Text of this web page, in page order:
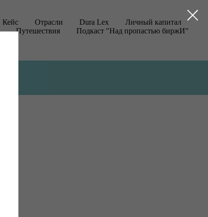
Кейс Отрасли Dura Lex
Личный капитал
Путешествия Подкаст "Над пропастью биржИ"